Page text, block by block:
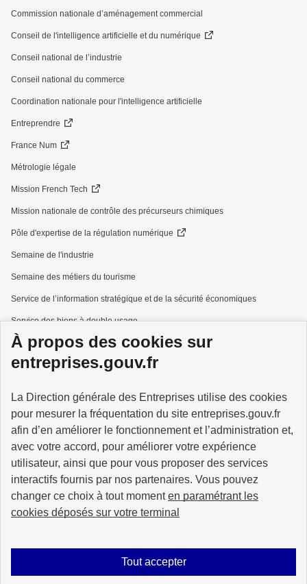
À propos des cookies sur
entreprises.gouv.fr
La Direction générale des Entreprises utilise des cookies
pour mesurer la fréquentation du site entreprises.gouv.fr
afin d’en améliorer le fonctionnement et l’administration et,
avec votre accord, pour améliorer votre expérience
utilisateur, ainsi que pour vous proposer des services
interactifs fournis par nos partenaires. Vous pouvez
changer ce choix à tout momenten paramétrant les
cookies déposés sur votre terminal
Tout accepter
Commission nationale d’aménagement commercial
Conseil de l'intelligence artificielle et du numérique
Conseil national de l’industrie
Conseil national du commerce
Coordination nationale pour l'intelligence artificielle
Entreprendre
France Num
Métrologie légale
Mission French Tech
Mission nationale de contrôle des précurseurs chimiques
Pôle d'expertise de la régulation numérique
Semaine de l'industrie
Semaine des métiers du tourisme
Service de l’information stratégique et de la sécurité économiques
Service des biens à double usage
Services à la personne
GOUVERNEMENT
info.gouv.fr service-public.gouv.fr
Plan du site Accessibilité : partiellement conforme Mentions légales